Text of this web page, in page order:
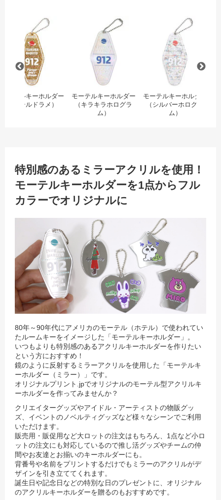
ログラム）
型キーホルダー（ミラー）
モーテルキーホルダー
（ゴールドラメ）
モーテルキーホルダー（ゴールドラメ）
モーテルキーホルダー
（キラキラホログラ
ム）
モーテルキーホルダー（
モーテルキーホルダー
（シルバーホログラ
ム）
特別感のあるミラーアクリルを使用！
モーテルキーホルダーを1点からフル
カラーでオリジナルに
80年～90年代にアメリカのモーテル（ホテル）で使われてい
たルームキーをイメージした「モーテルキーホルダー」。
いつもよりも特別感のあるアクリルキーホルダーを作りたい
という方におすすめ！
鏡のように反射するミラーアクリルを使用した「モーテルキ
ーホルダー（ミラー）」です。
オリジナルプリント.jpでオリジナルのモーテル型アクリルキ
ーホルダーを作ってみませんか？
クリエイターグッズやアイドル・アーティストの物販グッ
ズ、イベントのノベルティグッズなど様々なシーンでご利用
いただけます。
販売用・販促用など大ロットの注文はもちろん、1点など小ロ
ットの注文にも対応しているので推し活グッズやチームの仲
間やお友達とお揃いのキーホルダーにも。
背番号や名前をプリントするだけでもミラーのアクリルがデ
ザインを引き立ててくれます。
誕生日や記念日などの特別な日のプレゼントに、オリジナル
のアクリルキーホルダーを贈るのもおすすめです。